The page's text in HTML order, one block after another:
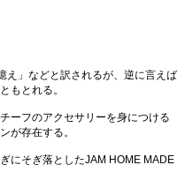
え」などと訳されるが、逆に言えば
もとれる。
ーフのアクセサリーを身につける
が存在する。
にそぎ落としたJAM HOME MADE